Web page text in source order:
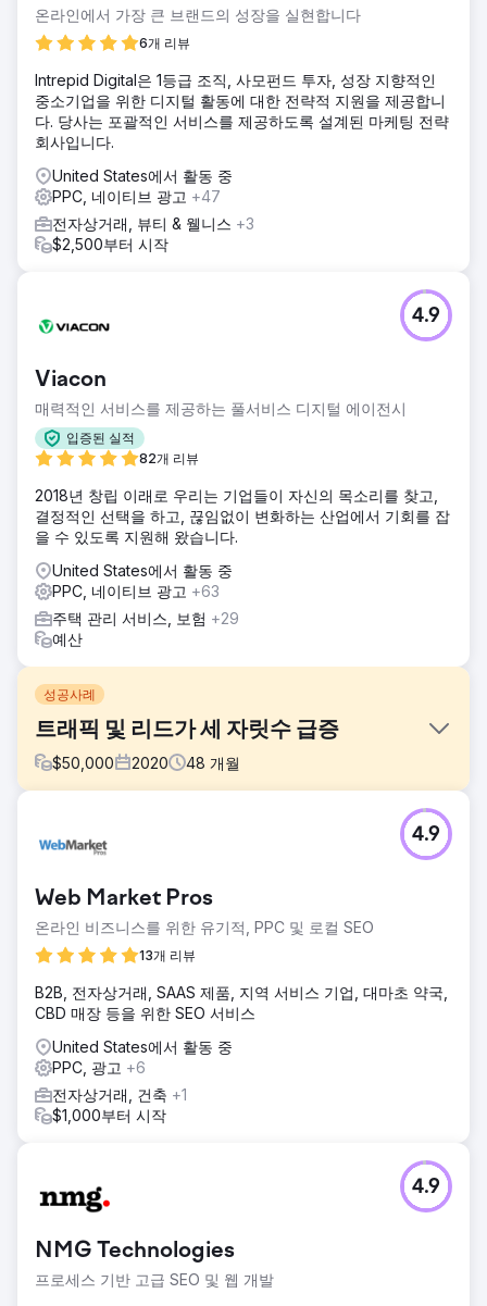
온라인에서 가장 큰 브랜드의 성장을 실현합니다
6개 리뷰
Intrepid Digital은 1등급 조직, 사모펀드 투자, 성장 지향적인
중소기업을 위한 디지털 활동에 대한 전략적 지원을 제공합니
다. 당사는 포괄적인 서비스를 제공하도록 설계된 마케팅 전략
회사입니다.
United States에서 활동 중
PPC, 네이티브 광고 +47
전자상거래, 뷰티 & 웰니스 +3
$2,500부터 시작
Viacon
매력적인 서비스를 제공하는 풀서비스 디지털 에이전시
입증된 실적
82개 리뷰
4.9
2018년 창립 이래로 우리는 기업들이 자신의 목소리를 찾고,
결정적인 선택을 하고, 끊임없이 변화하는 산업에서 기회를 잡
을 수 있도록 지원해 왔습니다.
United States에서 활동 중
PPC, 네이티브 광고 +63
주택 관리 서비스, 보험 +29
예산
성공사례
트래픽 및 리드가 세 자릿수 급증
$50,000 2020 48 개월
FMH는 더 많은 청중에게 다가가고, 판매 리드를 늘리고, 디지
털 마케팅 채널을 통해 수익 성장을 가속화하기 위한 전략을
Straight North에는 검색 엔진 최적화와 유료 검색 캠페인이라
는 두 가지 솔루션이 있었습니다. SEO 캠페인은 사용자 친화
두었습니다. Straight North는 AI 기능을 활용하여 PPC 캠페인
을 개선했습니다.
결과
유기적 리드가 160% 증가했습니다. 유기적 웹사이트 트래픽
이 335% 증가했습니다. 유료 검색 리드는 월별 지출이 일정하
게 유지되는 동안 31% 증가했습니다. CPA의 24% 감소가 주
Web Market Pros
온라인 비즈니스를 위한 유기적, PPC 및 로컬 SEO
13개 리뷰
4.9
B2B, 전자상거래, SAAS 제품, 지역 서비스 기업, 대마초 약국,
CBD 매장 등을 위한 SEO 서비스
United States에서 활동 중
PPC, 광고 +6
전자상거래, 건축 +1
$1,000부터 시작
NMG Technologies
프로세스 기반 고급 SEO 및 웹 개발
4.9